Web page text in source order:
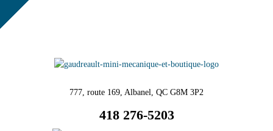
777, route 169, Albanel, QC G8M 3P2
418 276-5203